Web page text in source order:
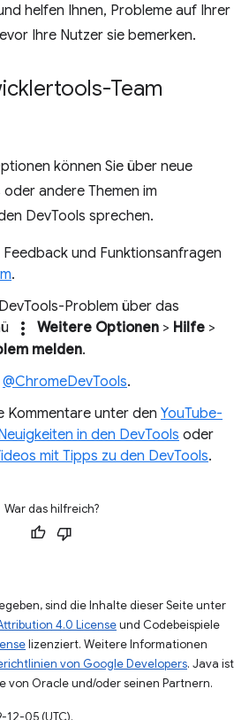
helfen Ihnen, Probleme auf Ihrer
Ihre Nutzer sie bemerken.
Team
können Sie über neue
andere Themen im
DevTools sprechen.
Feedback und Funktionsanfragen
.
Problem über das
more_vert Weitere Optionen > Hilfe >
melden.
@ChromeDevTools.
Kommentare unter den YouTube-
in den DevTools oder
mit Tipps zu den DevTools.
War das hilfreich?
sind die Inhalte dieser Seite unter
4.0 Licenseund Codebeispiele
lizenziert. Weitere Informationen
von Google Developers. Java ist
von Oracle und/oder seinen Partnern.
05 (UTC).